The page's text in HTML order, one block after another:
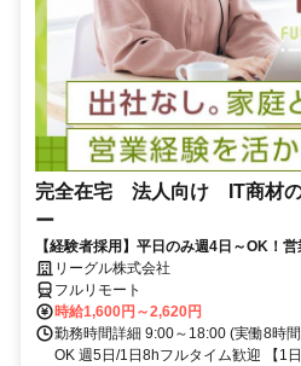
完全在宅 法人向け IT商材の
ー
【経験者採用】平日のみ週4日～OK！
リーグル株式会社
フルリモート
時給1,600円～2,620円
勤務時間詳細 9:00～18:00 (実働8時
OK 週5日/1日8hフルタイム歓迎 【1